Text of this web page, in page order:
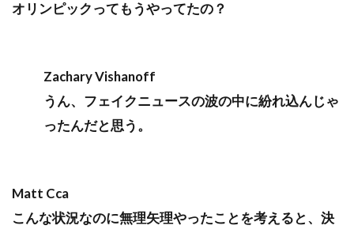
オリンピックってもうやってたの？
Zachary Vishanoff
うん、フェイクニュースの波の中に紛れ込んじゃ
ったんだと思う。
Matt Cca
こんな状況なのに無理矢理やったことを考えると、決